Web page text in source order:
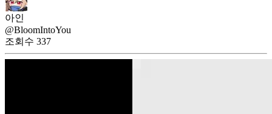
아인
@BloomIntoYou
조회수 337